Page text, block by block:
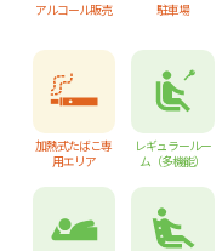
アルコール販売 駐車場
加熱式たばこ専
用エリア
レギュラールー
ム（多機能）